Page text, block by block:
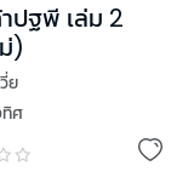
ปฐพี เล่ม 2
)
ย
ศ